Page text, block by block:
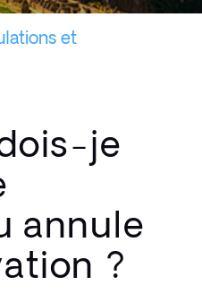
et
je
annule
?